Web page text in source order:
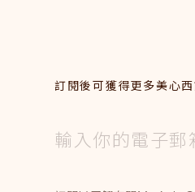
訂閱後可獲得更多美心